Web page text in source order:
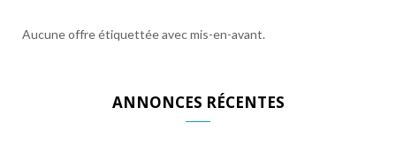
Aucune offre étiquettée avec mis-en-avant.
ANNONCES RÉCENTES